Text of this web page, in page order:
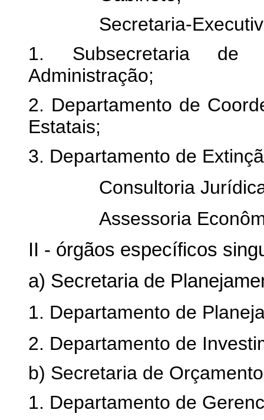
Secretaria-
1. Subsecretaria de
Administração;
2. Departamento de
Estatais;
3. Departamento de
Consultoria
Assessoria
II - órgãos específicos
a) Secretaria de
1. Departamento de
2. Departamento de
b) Secretaria de
1. Departamento de